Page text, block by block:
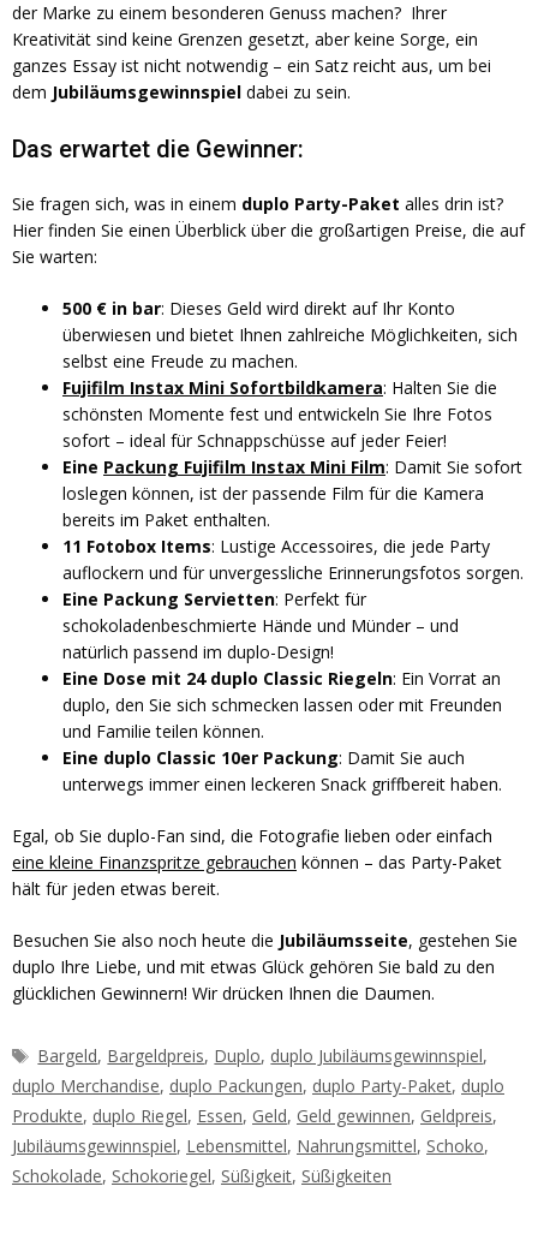
der Marke zu einem besonderen Genuss machen? Ihrer
Kreativität sind keine Grenzen gesetzt, aber keine Sorge, ein
ganzes Essay ist nicht notwendig – ein Satz reicht aus, um bei
dem Jubiläumsgewinnspiel dabei zu sein.
Das erwartet die Gewinner:
Sie fragen sich, was in einem duplo Party-Paket alles drin ist?
Hier finden Sie einen Überblick über die großartigen Preise, die auf
Sie warten:
500 € in bar: Dieses Geld wird direkt auf Ihr Konto
überwiesen und bietet Ihnen zahlreiche Möglichkeiten, sich
selbst eine Freude zu machen.
Fujifilm Instax Mini Sofortbildkamera: Halten Sie die
schönsten Momente fest und entwickeln Sie Ihre Fotos
sofort – ideal für Schnappschüsse auf jeder Feier!
Eine Packung Fujifilm Instax Mini Film: Damit Sie sofort
loslegen können, ist der passende Film für die Kamera
bereits im Paket enthalten.
11 Fotobox Items: Lustige Accessoires, die jede Party
auflockern und für unvergessliche Erinnerungsfotos sorgen.
Eine Packung Servietten: Perfekt für
schokoladenbeschmierte Hände und Münder – und
natürlich passend im duplo-Design!
Eine Dose mit 24 duplo Classic Riegeln: Ein Vorrat an
duplo, den Sie sich schmecken lassen oder mit Freunden
und Familie teilen können.
Eine duplo Classic 10er Packung: Damit Sie auch
unterwegs immer einen leckeren Snack griffbereit haben.
Egal, ob Sie duplo-Fan sind, die Fotografie lieben oder einfach
eine kleine Finanzspritze gebrauchen können – das Party-Paket
hält für jeden etwas bereit.
Besuchen Sie also noch heute die Jubiläumsseite, gestehen Sie
duplo Ihre Liebe, und mit etwas Glück gehören Sie bald zu den
glücklichen Gewinnern! Wir drücken Ihnen die Daumen.
Schlagwörter
Bargeld, Bargeldpreis, Duplo, duplo Jubiläumsgewinnspiel,
duplo Merchandise, duplo Packungen, duplo Party-Paket, duplo
Produkte, duplo Riegel, Essen, Geld, Geld gewinnen, Geldpreis,
Jubiläumsgewinnspiel, Lebensmittel, Nahrungsmittel, Schoko,
Schokolade, Schokoriegel, Süßigkeit, Süßigkeiten